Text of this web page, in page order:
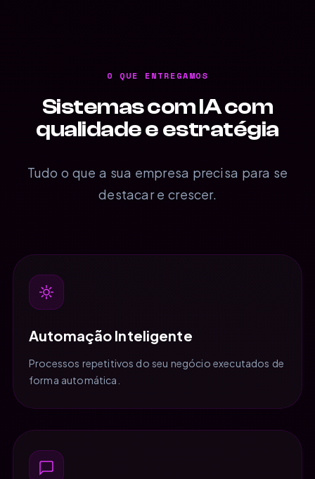
O QUE ENTREGAMOS
Sistemas com IA com
qualidade e estratégia
Tudo o que a sua empresa precisa para se
destacar e crescer.
Automação Inteligente
Processos repetitivos do seu negócio executados de
forma automática.